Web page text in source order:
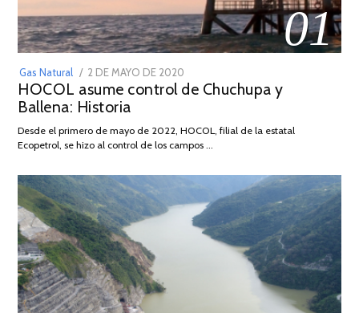
01
Gas Natural
POSTED
ON
2 DE MAYO DE 2020
DE
2026
HOCOL asume control de Chuchupa y
Ballena: Historia
Desde el primero de mayo de 2022, HOCOL, filial de la estatal
Ecopetrol, se hizo al control de los campos …